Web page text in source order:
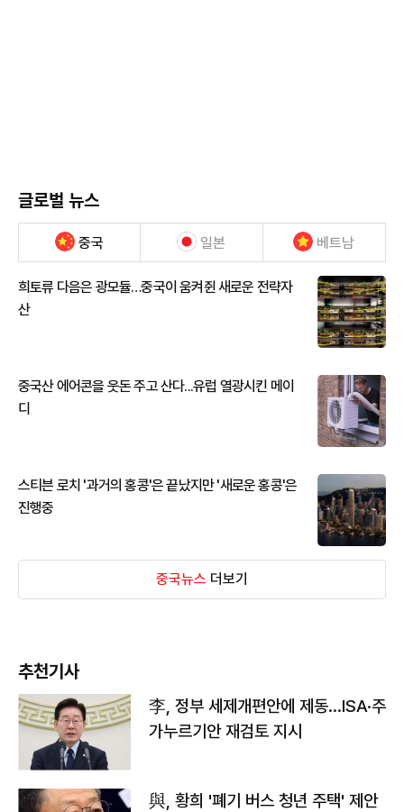
글로벌 뉴스
중국 일본 베트남
희토류 다음은 광모듈…중국이 움켜쥔 새로운 전략자
산
중국산 에어콘을 웃돈 주고 산다...유럽 열광시킨 메이
디
스티븐 로치 '과거의 홍콩'은 끝났지만 '새로운 홍콩'은
진행중
중국뉴스 더보기
추천기사
李, 정부 세제개편안에 제동…ISA·주
가누르기안 재검토 지시
與, 황희 '폐기 버스 청년 주택' 제안